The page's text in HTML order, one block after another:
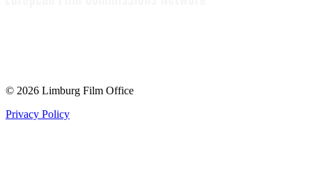
© 2026 Limburg Film Office
Privacy Policy